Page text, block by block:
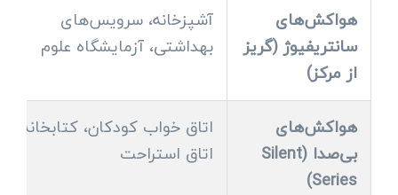
هواکش‌های
سانتریفیوژ (گریز
از مرکز)
آشپزخانه، سرویس‌های
بهداشتی، آزمایشگاه علوم
هواکش‌های
بی‌صدا (Silent
Series)
اتاق خواب کودکان، کتابخانه،
اتاق استراحت